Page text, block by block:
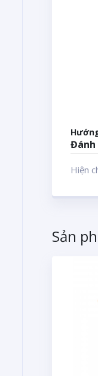
Đánh
Hiện
Sản